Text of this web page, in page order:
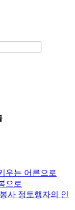
우는 어른으로
으로
사 정토행자의 인